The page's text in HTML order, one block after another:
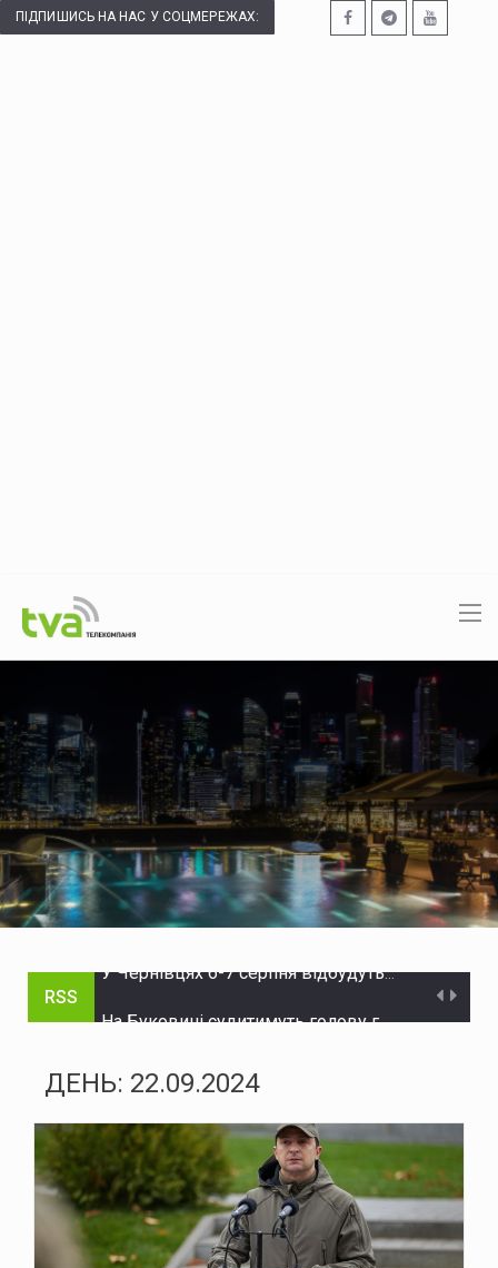
ПІДПИШИСЬ НА НАС У СОЦМЕРЕЖАХ:
RSS
Через аварію на бульварі Героїв Крут у Чернівцях до вечора не буде води в низці будинків
Зеленський доручив підготувати спеціальну санкційну операцію проти рф
У липні буковинська «швидка» понад тисячу разів виїжджала на виклики у громадських місцях через спеку
ДЕНЬ: 22.09.2024